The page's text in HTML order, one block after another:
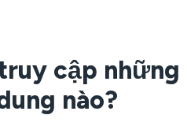
cập những
nào?